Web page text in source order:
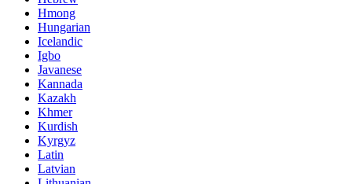
Hmong
Hungarian
Icelandic
Igbo
Javanese
Kannada
Kazakh
Khmer
Kurdish
Kyrgyz
Latin
Latvian